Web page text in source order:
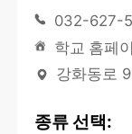
032-627-
학교 홈페
강화동로
종류 선택: